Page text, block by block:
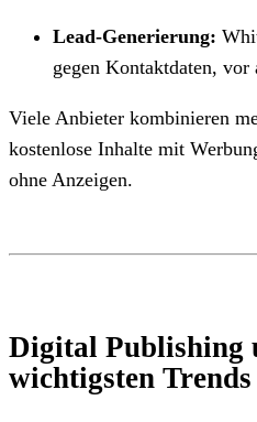
Lead-Generierung:
gegen Kontaktdaten,
Viele Anbieter kombinieren
kostenlose Inhalte mit
ohne Anzeigen.
Digital Publishing
wichtigsten Trends